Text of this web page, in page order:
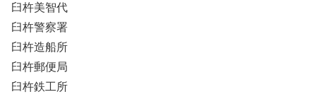
臼杵美智代
臼杵警察署
臼杵造船所
臼杵郵便局
臼杵鉄工所